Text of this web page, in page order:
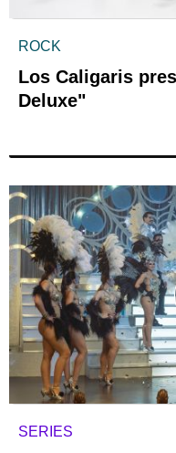
ROCK
Los Caligaris
Deluxe"
SERIES